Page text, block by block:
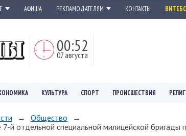
АФИША РЕКЛАМОДАТЕЛЯМ КОНТАКТЫ
00:52
07 августа
КУЛЬТУРА СПОРТ ПРОИСШЕСТВИЯ
→ Общество
→
й отдельной специальной милицейской бригады